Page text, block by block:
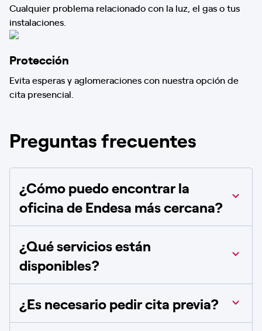
Cualquier problema relacionado con la luz, el gas o tus
instalaciones.
Protección
Evita esperas y aglomeraciones con nuestra opción de
cita presencial.
Preguntas frecuentes
¿Cómo puedo encontrar la
oficina de Endesa más cercana?
¿Qué servicios están
disponibles?
¿Es necesario pedir cita previa?